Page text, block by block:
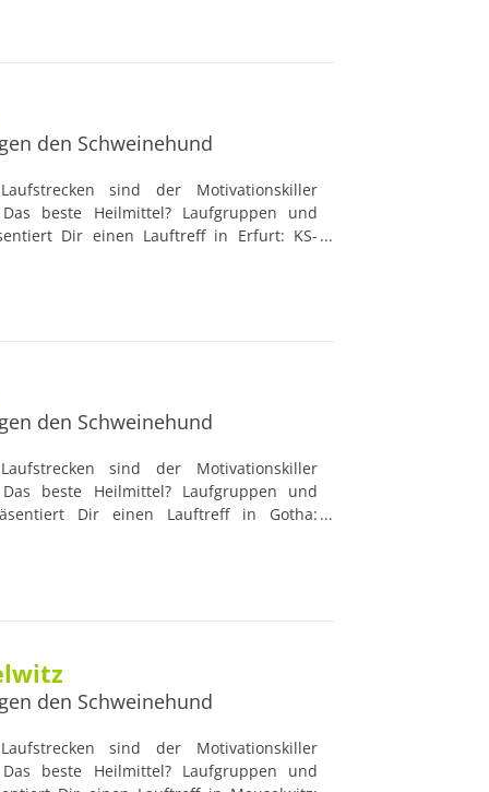
den Schweinehund
sind der Motivationskiller
beste Heilmittel? Laufgruppen und
Dir einen Lauftreff in Erfurt: KS-
werden von professionellen und
den Schweinehund
sind der Motivationskiller
beste Heilmittel? Laufgruppen und
Dir einen Lauftreff in Gotha:
werden von professionellen und
den Schweinehund
sind der Motivationskiller
beste Heilmittel? Laufgruppen und